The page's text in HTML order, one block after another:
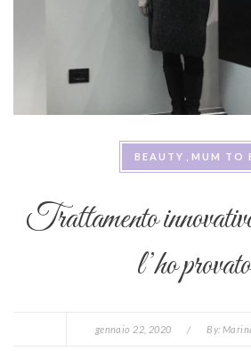
BEAUTY MUM TO
Trattamento
l’ho
gennaio 22, 2020 / By: